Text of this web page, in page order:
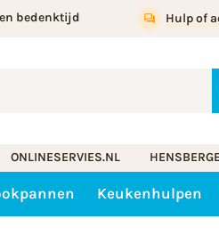
bedenktijd Hulp of
ONLINESERVIES.NL
Keukenhulpen